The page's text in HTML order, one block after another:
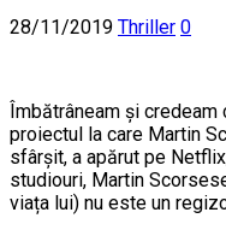
28/11/2019 Thriller 0
Îmbătrâneam și credeam
proiectul la care Martin
sfârșit, a apărut pe
studiouri, Martin
viața lui) nu este un